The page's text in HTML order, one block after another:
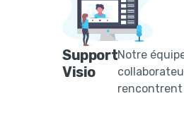
Support
Visio
Notre